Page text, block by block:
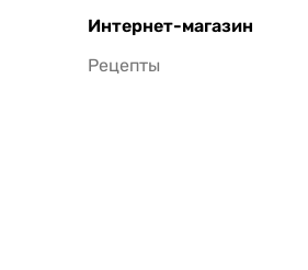
Интернет-магазин
Рецепты